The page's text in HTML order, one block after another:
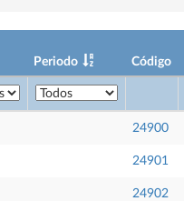
Periodo Código
24900
24901
24902